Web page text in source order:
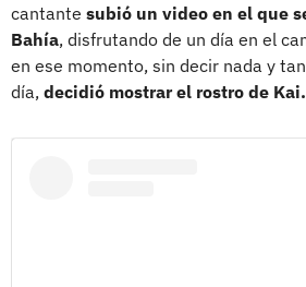
cantante subió un video en el que
Bahía, disfrutando de un día en el
en ese momento, sin decir nada y
día, decidió mostrar el rostro de Kai.